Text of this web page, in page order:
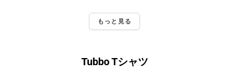
もっと見る
Tubbo Tシャツ